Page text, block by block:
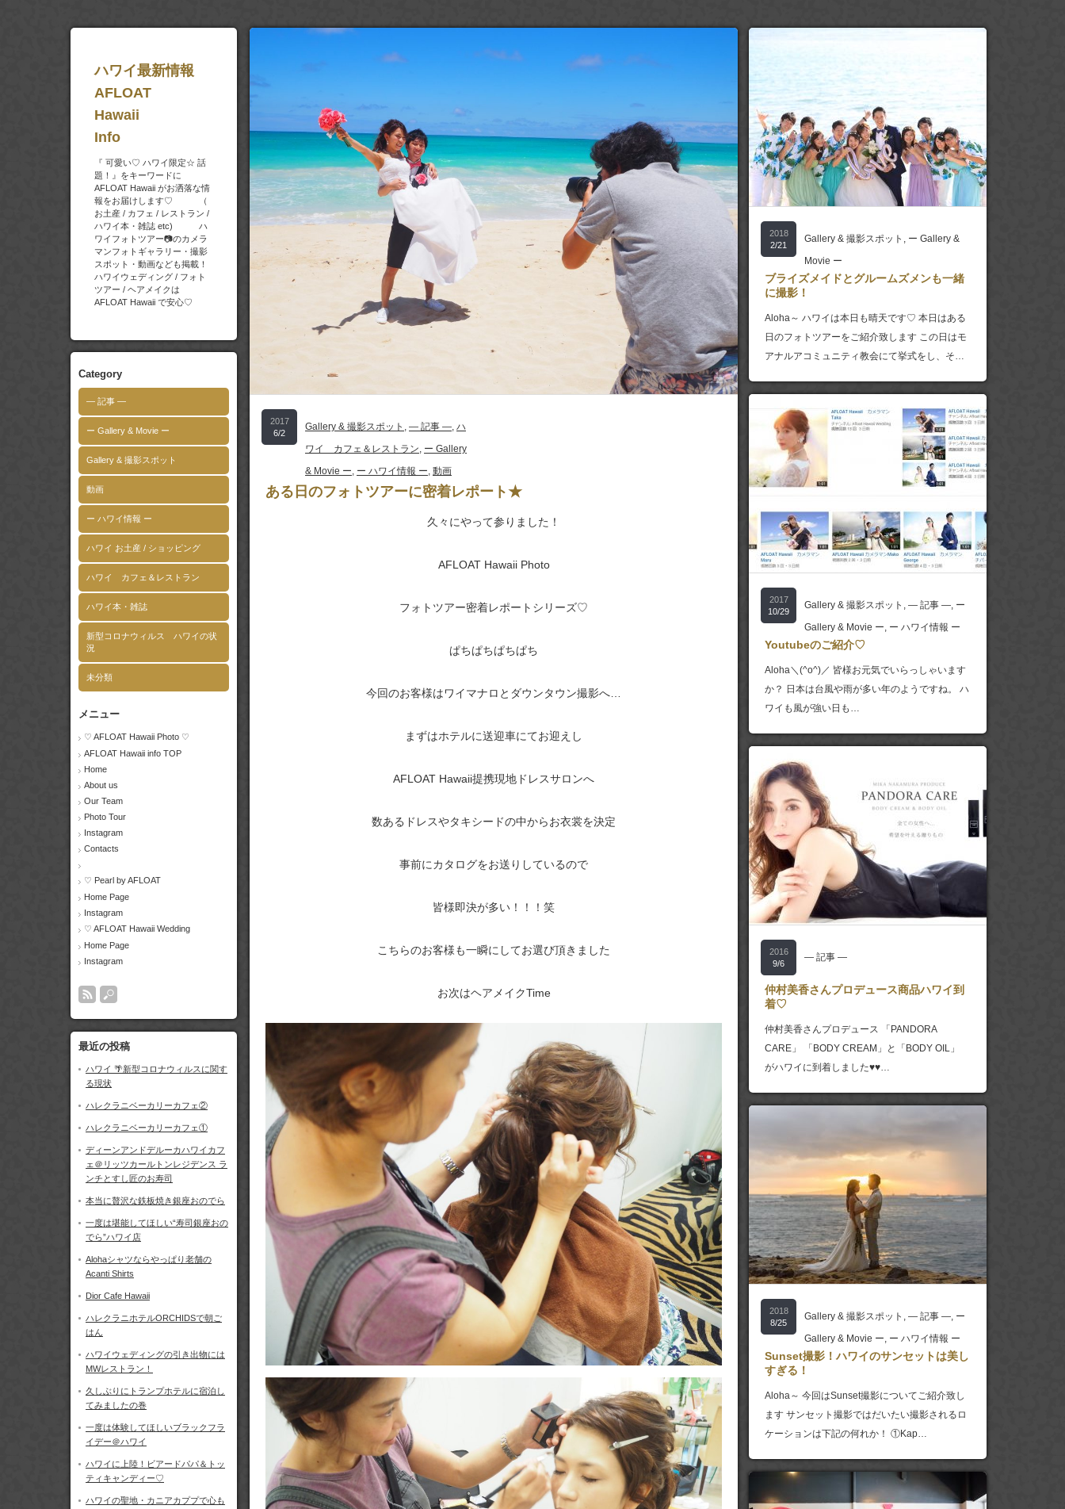
ハワイ最新情報
AFLOAT
Hawaii
Info
『 可愛い♡ ハワイ限定☆ 話
題！』をキーワードに
AFLOAT Hawaii がお洒落な情
報をお届けします♡ （
お土産 / カフェ / レストラン /
ハワイ本・雑誌 etc) ハ
ワイフォトツアー📷のカメラ
マンフォトギャラリー・撮影
スポット・動画なども掲載！
ハワイウェディング / フォト
ツアー / ヘアメイクは
AFLOAT Hawaii で安心♡
Category
― 記事 ―
ー Gallery & Movie ー
Gallery & 撮影スポット
動画
ー ハワイ情報 ー
ハワイ お土産 / ショッピング
ハワイ カフェ＆レストラン
ハワイ本・雑誌
新型コロナウィルス ハワイの状
況
未分類
メニュー
♡ AFLOAT Hawaii Photo ♡
AFLOAT Hawaii info TOP
Home
About us
Our Team
Photo Tour
Instagram
Contacts
♡ Pearl by AFLOAT
Home Page
Instagram
♡ AFLOAT Hawaii Wedding
Home Page
Instagram
最近の投稿
ハワイ 🌴新型コロナウィルスに関す
る現状
ハレクラニベーカリーカフェ②
ハレクラニベーカリーカフェ①
ディーンアンドデルーカハワイカフ
ェ＠リッツカールトンレジデンス ラ
ンチとすし匠のお寿司
本当に贅沢な鉄板焼き銀座おのでら
一度は堪能してほしい“寿司銀座おの
でら”ハワイ店
Alohaシャツならやっぱり老舗の
Acanti Shirts
Dior Cafe Hawaii
ハレクラニホテルORCHIDSで朝ご
はん
ハワイウェディングの引き出物には
MWレストラン！
久しぶりにトランプホテルに宿泊し
てみましたの巻
一度は体験してほしいブラックフラ
イデー＠ハワイ
ハワイに上陸！ビアードパパ＆トッ
ティキャンディー♡
ハワイの聖地・カニアカププで心も
2017
6/2
Gallery & 撮影スポット , ― 記事 ―, ハ
ワイ カフェ＆レストラン, ー Gallery
& Movie ー, ー ハワイ情報 ー, 動画
ある日のフォトツアーに密着レポート★
久々にやって参りました！
AFLOAT Hawaii Photo
フォトツアー密着レポートシリーズ♡
ぱちぱちぱちぱち
今回のお客様はワイマナロとダウンタウン撮影へ…
まずはホテルに送迎車にてお迎えし
AFLOAT Hawaii提携現地ドレスサロンへ
数あるドレスやタキシードの中からお衣裳を決定
事前にカタログをお送りしているので
皆様即決が多い！！！笑
こちらのお客様も一瞬にしてお選び頂きました
お次はヘアメイクTime
2018
2/21
Gallery & 撮影スポット , ー Gallery &
Movie ー
ブライズメイドとグルームズメンも一緒
に撮影！
Aloha～ ハワイは本日も晴天です♡ 本日はある
日のフォトツアーをご紹介致します この日はモ
アナルアコミュニティ教会にて挙式をし、そ…
2017
10/29
Gallery & 撮影スポット , ― 記事 ―, ー
Gallery & Movie ー, ー ハワイ情報 ー
Youtubeのご紹介♡
Aloha＼(^o^)／ 皆様お元気でいらっしゃいます
か？ 日本は台風や雨が多い年のようですね。 ハ
ワイも風が強い日も…
2016
9/6
― 記事 ―
仲村美香さんプロデュース商品ハワイ到
着♡
仲村美香さんプロデュース 「PANDORA
CARE」 「BODY CREAM」と「BODY OIL」
がハワイに到着しました♥♥…
2018
8/25
Gallery & 撮影スポット , ― 記事 ―, ー
Gallery & Movie ー, ー ハワイ情報 ー
Sunset撮影！ハワイのサンセットは美し
すぎる！
Aloha～ 今回はSunset撮影についてご紹介致し
ます サンセット撮影ではだいたい撮影されるロ
ケーションは下記の何れか！ ①Kap…